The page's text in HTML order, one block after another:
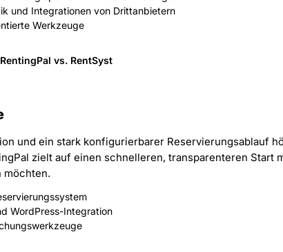
und Integrationen von Drittanbietern
Werkzeuge
RentingPal vs. RentSyst
und ein stark konfigurierbarer Reservierungsablauf
zielt auf einen schnelleren, transparenteren Start
möchten.
WordPress-Integration